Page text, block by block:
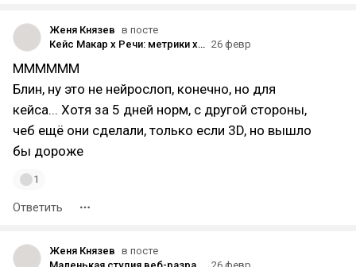
Женя Князев в посте
Кейс Макар x Речи: метрики x2, лукбук и тизер за 5 дней в 6 раз дешевле съёмки 26 февр
ММММММ
Блин, ну это не нейрослоп, конечно, но для
кейса... Хотя за 5 дней норм, с другой стороны,
чеб ещё они сделали, только если 3D, но вышло
бы дороже
1
Ответить
Женя Князев в посте